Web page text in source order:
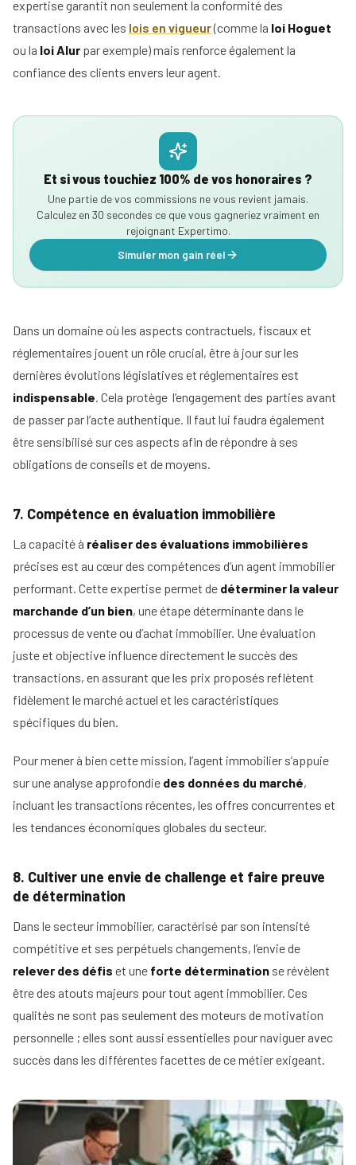
expertise garantit non seulement la conformité des
transactions avec les lois en vigueur(comme la loi Hoguet
ou la loi Alur par exemple) mais renforce également la
confiance des clients envers leur agent.
Et si vous touchiez 100% de vos honoraires ?
Une partie de vos commissions ne vous revient jamais.
Calculez en 30 secondes ce que vous gagneriez vraiment en
rejoignant Expertimo.
Simuler mon gain réel
Dans un domaine où les aspects contractuels, fiscaux et
réglementaires jouent un rôle crucial, être à jour sur les
dernières évolutions législatives et réglementaires est
indispensable. Cela protège l’engagement des parties avant
de passer par l’acte authentique. Il faut lui faudra également
être sensibilisé sur ces aspects afin de répondre à ses
obligations de conseils et de moyens.
7. Compétence en évaluation immobilière
La capacité à réaliser des évaluations immobilières
précises est au cœur des compétences d’un agent immobilier
performant. Cette expertise permet de déterminer la valeur
marchande d’un bien, une étape déterminante dans le
processus de vente ou d’achat immobilier. Une évaluation
juste et objective influence directement le succès des
transactions, en assurant que les prix proposés reflètent
fidèlement le marché actuel et les caractéristiques
spécifiques du bien.
Pour mener à bien cette mission, l’agent immobilier s’appuie
sur une analyse approfondie des données du marché,
incluant les transactions récentes, les offres concurrentes et
les tendances économiques globales du secteur.
8. Cultiver une envie de challenge et faire preuve
de détermination
Dans le secteur immobilier, caractérisé par son intensité
compétitive et ses perpétuels changements, l’envie de
relever des défis et une forte détermination se révèlent
être des atouts majeurs pour tout agent immobilier. Ces
qualités ne sont pas seulement des moteurs de motivation
personnelle ; elles sont aussi essentielles pour naviguer avec
succès dans les différentes facettes de ce métier exigeant.